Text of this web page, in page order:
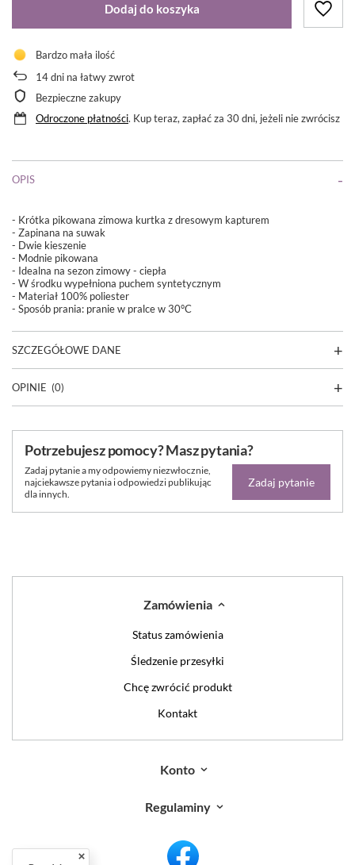
Dodaj do koszyka
Bardzo mała ilość
14dni na łatwy zwrot
Bezpieczne zakupy
Odroczone płatności. Kup teraz, zapłać za 30 dni, jeżeli nie zwrócisz
OPIS
- Krótka pikowana zimowa kurtka z dresowym kapturem
- Zapinana na suwak
- Dwie kieszenie
- Modnie pikowana
- Idealna na sezon zimowy - ciepła
- W środku wypełniona puchem syntetycznym
- Materiał 100% poliester
- Sposób prania: pranie w pralce w 30°C
SZCZEGÓŁOWE DANE
OPINIE (0)
Potrzebujesz pomocy? Masz pytania?
Zadaj pytanie a my odpowiemy niezwłocznie,
najciekawsze pytania i odpowiedzi publikując
dla innych.
Zadaj pytanie
Zamówienia
Status zamówienia
Śledzenie przesyłki
Chcę zwrócić produkt
Kontakt
Konto
Regulaminy